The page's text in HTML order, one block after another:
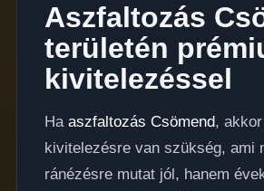
Aszfaltozás
területén
kivitelezéssel
Ha aszfaltozás Csömend,
kivitelezésre van szükség, ami
ránézésre mutat jól, hanem